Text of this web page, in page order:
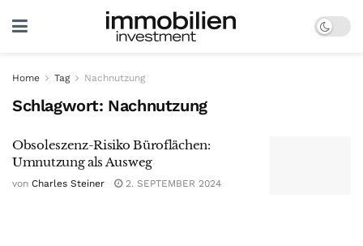
Home Tag Nachnutzung
Schlagwort: Nachnutzung
Obsoleszenz-Risiko Büroflächen:
Umnutzung als Ausweg
von Charles Steiner 2. SEPTEMBER 2024